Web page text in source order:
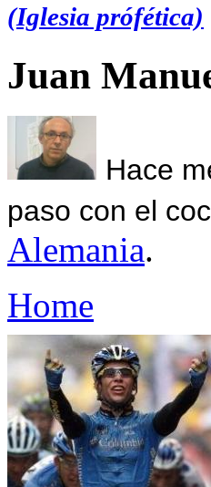
(Iglesia prófética)
Juan
Hace
paso con el
Alemania.
Home